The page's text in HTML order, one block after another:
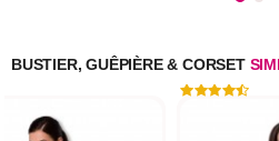
BUSTIER, GUÊPIÈRE & CORSET